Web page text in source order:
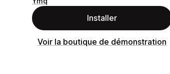
Installer
Voir la boutique de démonstration